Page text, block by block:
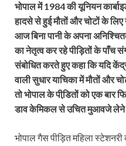
भोपाल में 1984 की यूनियन
हादसे से हुई मौतों और चोटों के
आज बिना पानी के अपना
का नेतृत्व कर रहे पीड़ितों के पाँच
संबोधित करते हुए कहा कि यदि
वाली सुधार याचिका में मौतों और
तो भोपाल के पीडि़तों को एक बार
डाव केमिकल से उचित मुआवजे लेने
भोपाल गैस पीड़ित महिला स्टेशनरी